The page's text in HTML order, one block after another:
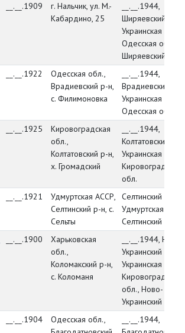
__.__.1909
г. Нальчик, ул. М.-
Кабардино, 25
__.__.1944,
Ширяевский РВК,
Украинская ССР,
Одесская обл.,
Ширяевский р-н
__.__.1922
Одесская обл.,
Врадиевский р-н,
с. Филимоновка
__.__.1944,
Врадиевский
Украинская ССР,
Одесская обл.
__.__.1925
Кировоградская
обл.,
Колтатовский р-н,
х. Громадский
__.__.1944,
Колтатовский
Украинская ССР,
Кировоградская
обл.
__.__.1921
Удмуртская АССР,
Селтинский р-н, с.
Сельты
Селтинский РВК,
Удмуртская
Селтинский р-н
__.__.1900
Харьковская
обл.,
Коломакский р-н,
с. Коломаня
__.__.1944, Ново-
Украинский РВК,
Украинская ССР,
Кировоградская
обл., Ново-
Украинский р-н
__.__.1904
Одесская обл.,
__.__.1944,